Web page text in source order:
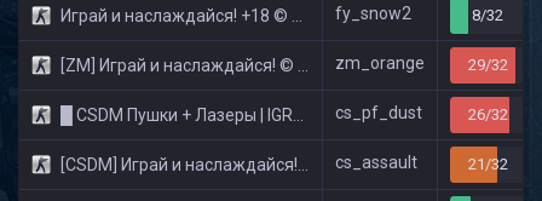
Играй и наслаждайся! +18 © Public fy_snow2 8/32
[ZM] Играй и наслаждайся! © Zombie Show zm_orange 29/32
█ CSDM Пушки + Лазеры | IGRAI18.RU ツ █ cs_pf_dust 26/32
[CSDM] Играй и наслаждайся! © Classic cs_assault 21/32